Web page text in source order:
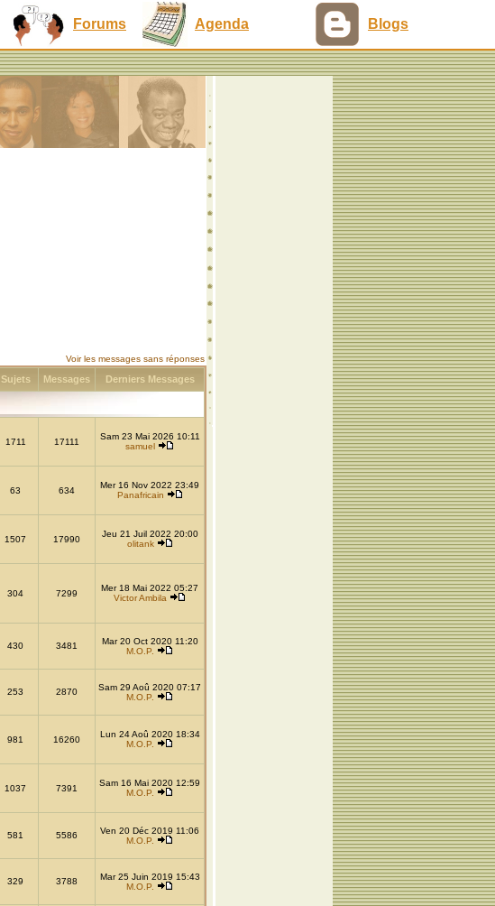
Forums Agenda Blogs
Voir les messages sans réponses
Sujets Messages Derniers Messages
1711 17111
Sam 23 Mai 2026 10:11
samuel
63 634
Mer 16 Nov 2022 23:49
Panafricain
1507 17990
Jeu 21 Juil 2022 20:00
olitank
304 7299
Mer 18 Mai 2022 05:27
Victor Ambila
430 3481
Mar 20 Oct 2020 11:20
M.O.P.
253 2870
Sam 29 Aoû 2020 07:17
M.O.P.
981 16260
Lun 24 Aoû 2020 18:34
M.O.P.
1037 7391
Sam 16 Mai 2020 12:59
M.O.P.
581 5586
Ven 20 Déc 2019 11:06
M.O.P.
329 3788
Mar 25 Juin 2019 15:43
M.O.P.